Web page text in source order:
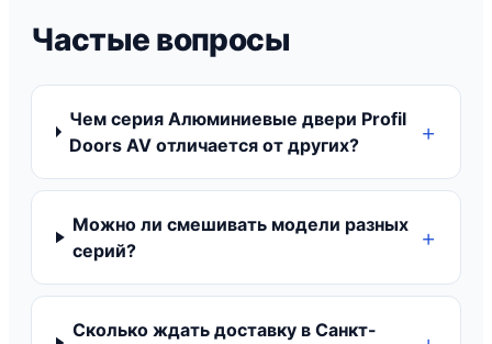
Частые вопросы
Чем серия Алюминиевые двери Profil
Doors AV отличается от других?
Можно ли смешивать модели разных
серий?
Сколько ждать доставку в Санкт-